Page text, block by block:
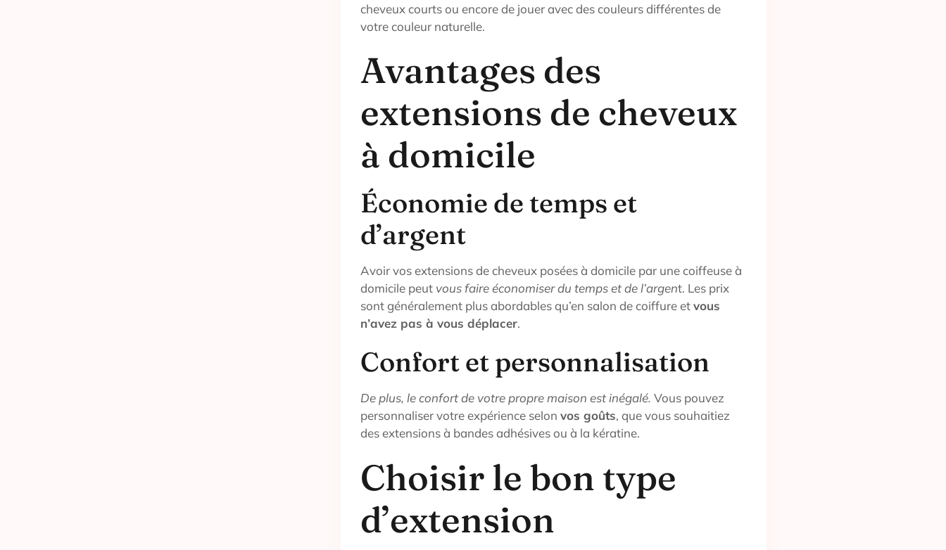
cheveux courts ou encore de jouer avec des couleurs différentes de
votre couleur naturelle.
Avantages des
extensions de cheveux
à domicile
Économie de temps et
d’argent
Avoir vos extensions de cheveux posées à domicile par une coiffeuse à
domicile peut vous faire économiser du temps et de l’argent. Les prix
sont généralement plus abordables qu’en salon de coiffure etvous
n’avez pas à vous déplacer.
Confort et personnalisation
De plus, le confort de votre propre maison est inégalé. Vous pouvez
personnaliser votre expérience selonvos goûts, que vous souhaitiez
des extensions à bandes adhésives ou à la kératine.
Choisir le bon type
d’extension